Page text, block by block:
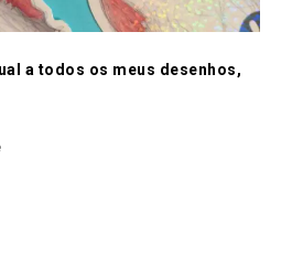
a todos os meus desenhos,